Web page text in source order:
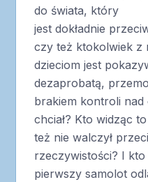
do świata, który
jest dokładnie
czy też ktokolwiek z
dzieciom jest
dezaprobatą,
brakiem kontroli
chciał? Kto widząc
też nie walczył
rzeczywistości? I kto
pierwszy samolot